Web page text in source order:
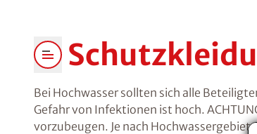
Bei Hochwasser sollten sich alle
Gefahr von Infektionen ist hoch.
vorzubeugen. Je nach